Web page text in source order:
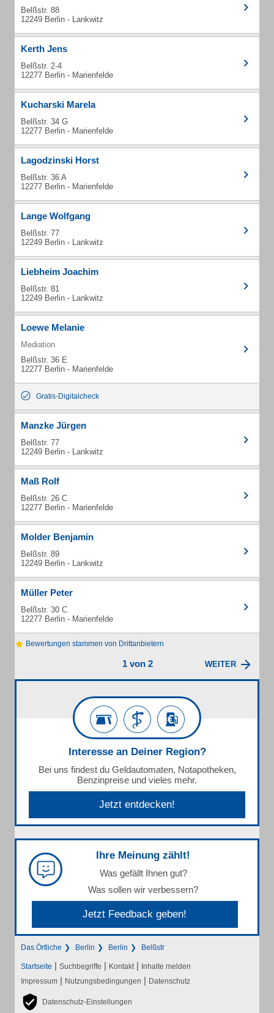
Belßstr. 88
12249 Berlin - Lankwitz
Kerth Jens
Belßstr. 2-4
12277 Berlin - Marienfelde
Kucharski Marela
Belßstr. 34 G
12277 Berlin - Marienfelde
Lagodzinski Horst
Belßstr. 36 A
12277 Berlin - Marienfelde
Lange Wolfgang
Belßstr. 77
12249 Berlin - Lankwitz
Liebheim Joachim
Belßstr. 81
12249 Berlin - Lankwitz
Loewe Melanie
Mediation
Belßstr. 36 E
12277 Berlin - Marienfelde
Gratis-Digitalcheck
Manzke Jürgen
Belßstr. 77
12249 Berlin - Lankwitz
Maß Rolf
Belßstr. 26 C
12277 Berlin - Marienfelde
Molder Benjamin
Belßstr. 89
12249 Berlin - Lankwitz
Müller Peter
Belßstr. 30 C
12277 Berlin - Marienfelde
Bewertungen stammen von Drittanbietern
1 von 2 WEITER
Interesse an Deiner Region?
Bei uns findest du Geldautomaten, Notapotheken,
Benzinpreise und vieles mehr.
Jetzt entdecken!
Ihre Meinung zählt!
Was gefällt Ihnen gut?
Was sollen wir verbessern?
Jetzt Feedback geben!
Das Örtliche Berlin Berlin Belßstr
Startseite | Suchbegriffe | Kontakt | Inhalte melden
Impressum | Nutzungsbedingungen | Datenschutz
Datenschutz-Einstellungen